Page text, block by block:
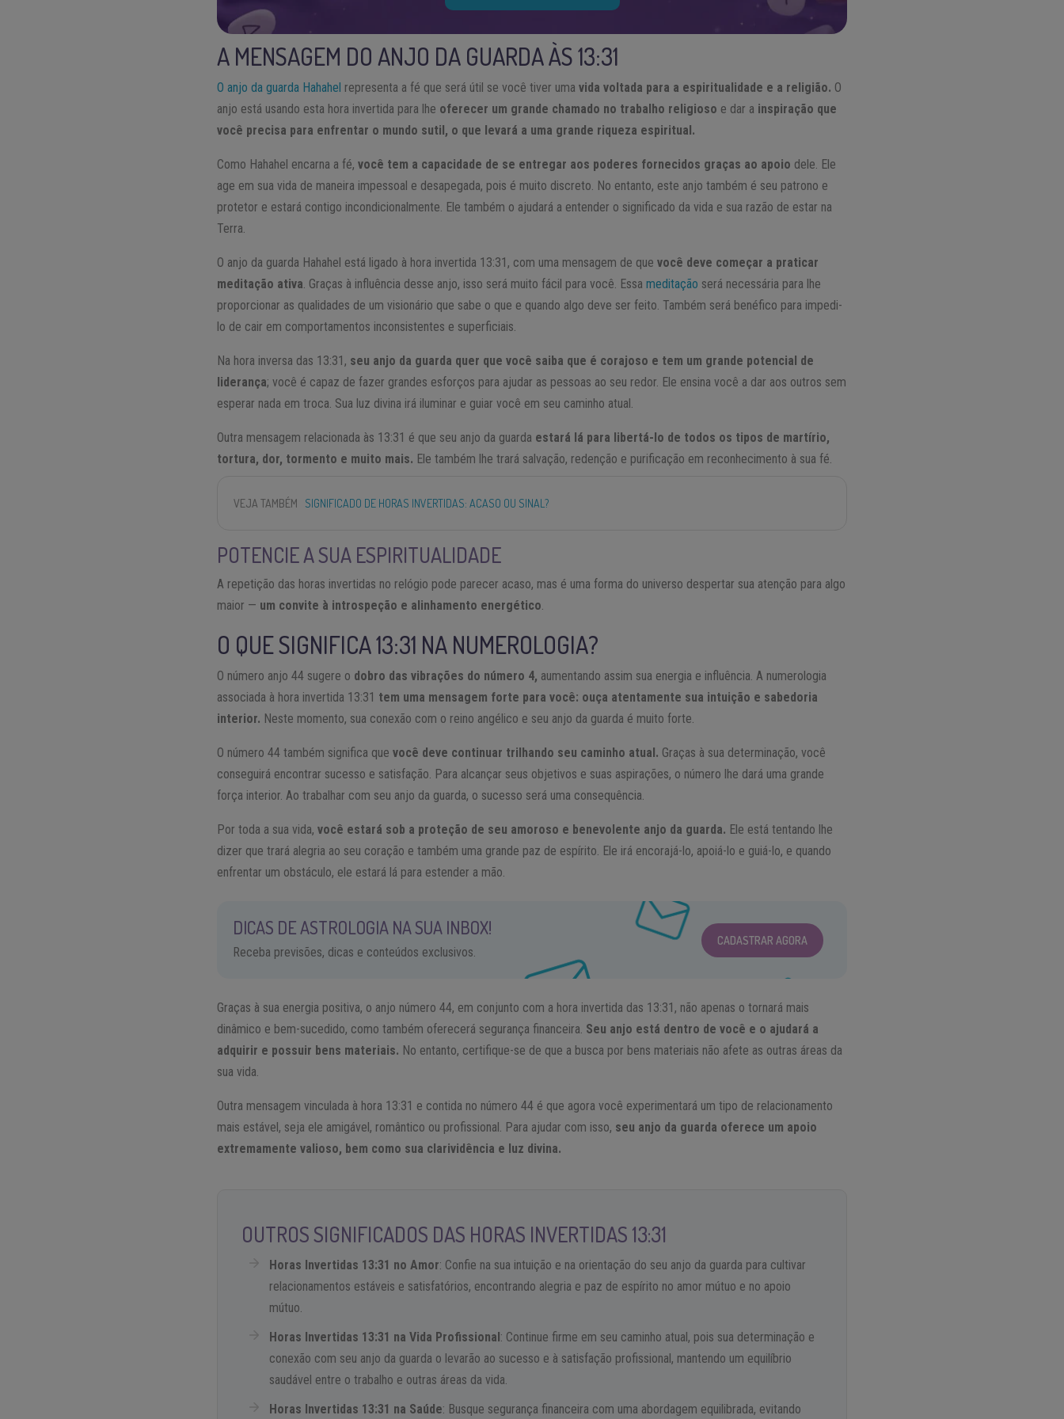
A MENSAGEM DO ANJO DA GUARDA ÀS 13:31
O anjo da guarda Hahahel representa a fé que será útil se você tiver umavida voltada para a espiritualidade e a religião. O
anjo está usando esta hora invertida para lhe oferecer um grande chamado no trabalho religioso e dar a inspiração que
você precisa para enfrentar o mundo sutil, o que levará a uma grande riqueza espiritual.
Como Hahahel encarna a fé,você tem a capacidade de se entregar aos poderes fornecidos graças ao apoio dele. Ele
age em sua vida de maneira impessoal e desapegada, pois é muito discreto. No entanto, este anjo também é seu patrono e
protetor e estará contigo incondicionalmente. Ele também o ajudará a entender o significado da vida e sua razão de estar na
Terra.
O anjo da guarda Hahahel está ligado à hora invertida 13:31, com uma mensagem de quevocê deve começar a praticar
meditação ativa. Graças à influência desse anjo, isso será muito fácil para você. Essameditação será necessária para lhe
proporcionar as qualidades de um visionário que sabe o que e quando algo deve ser feito. Também será benéfico para impedi-
lo de cair em comportamentos inconsistentes e superficiais.
Na hora inversa das 13:31, seu anjo da guarda quer que você saiba que é corajoso e tem um grande potencial de
liderança; você é capaz de fazer grandes esforços para ajudar as pessoas ao seu redor. Ele ensina você a dar aos outros sem
esperar nada em troca. Sua luz divina irá iluminar e guiar você em seu caminho atual.
Outra mensagem relacionada às 13:31 é que seu anjo da guarda estará lá para libertá-lo de todos os tipos de martírio,
tortura, dor, tormento e muito mais. Ele também lhe trará salvação, redenção e purificação em reconhecimento à sua fé.
VEJA TAMBÉM SIGNIFICADO DE HORAS INVERTIDAS: ACASO OU SINAL?
POTENCIE A SUA ESPIRITUALIDADE
A repetição das horas invertidas no relógio pode parecer acaso, mas é uma forma do universo despertar sua atenção para algo
maior — um convite à introspeção e alinhamento energético.
O QUE SIGNIFICA 13:31 NA NUMEROLOGIA?
O número anjo 44 sugere o dobro das vibrações do número 4, aumentando assim sua energia e influência. A numerologia
associada à hora invertida 13:31 tem uma mensagem forte para você: ouça atentamente sua intuição e sabedoria
interior. Neste momento, sua conexão com o reino angélico e seu anjo da guarda é muito forte.
O número 44 também significa quevocê deve continuar trilhando seu caminho atual. Graças à sua determinação, você
conseguirá encontrar sucesso e satisfação. Para alcançar seus objetivos e suas aspirações, o número lhe dará uma grande
força interior. Ao trabalhar com seu anjo da guarda, o sucesso será uma consequência.
Por toda a sua vida,você estará sob a proteção de seu amoroso e benevolente anjo da guarda. Ele está tentando lhe
dizer que trará alegria ao seu coração e também uma grande paz de espírito. Ele irá encorajá-lo, apoiá-lo e guiá-lo, e quando
enfrentar um obstáculo, ele estará lá para estender a mão.
DICAS DE ASTROLOGIA NA SUA INBOX!
Receba previsões, dicas e conteúdos exclusivos.
CADASTRAR AGORA
Graças à sua energia positiva, o anjo número 44, em conjunto com a hora invertida das 13:31, não apenas o tornará mais
dinâmico e bem-sucedido, como também oferecerá segurança financeira. Seu anjo está dentro de você e o ajudará a
adquirir e possuir bens materiais. No entanto, certifique-se de que a busca por bens materiais não afete as outras áreas da
sua vida.
Outra mensagem vinculada à hora 13:31 e contida no número 44 é que agora você experimentará um tipo de relacionamento
mais estável, seja ele amigável, romântico ou profissional. Para ajudar com isso, seu anjo da guarda oferece um apoio
extremamente valioso, bem como sua clarividência e luz divina.
OUTROS SIGNIFICADOS DAS HORAS INVERTIDAS 13:31
Horas Invertidas 13:31 no Amor: Confie na sua intuição e na orientação do seu anjo da guarda para cultivar
relacionamentos estáveis e satisfatórios, encontrando alegria e paz de espírito no amor mútuo e no apoio
mútuo.
Horas Invertidas 13:31 na Vida Profissional: Continue firme em seu caminho atual, pois sua determinação e
conexão com seu anjo da guarda o levarão ao sucesso e à satisfação profissional, mantendo um equilíbrio
saudável entre o trabalho e outras áreas da vida.
Horas Invertidas 13:31 na Saúde: Busque segurança financeira com uma abordagem equilibrada, evitando